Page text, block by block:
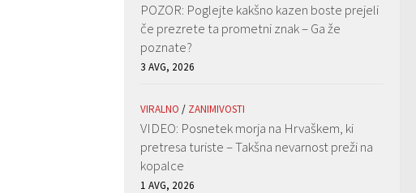
POZOR: Poglejte kakšno kazen boste prejeli
če prezrete ta prometni znak – Ga že
poznate?
3 AVG, 2026
VIRALNO / ZANIMIVOSTI
VIDEO: Posnetek morja na Hrvaškem, ki
pretresa turiste – Takšna nevarnost preži na
kopalce
1 AVG, 2026